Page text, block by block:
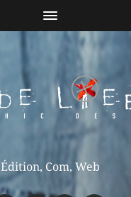
Édition, Com, Web